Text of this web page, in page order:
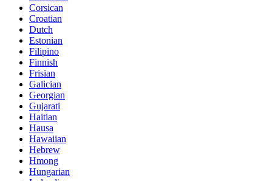
Corsican
Croatian
Dutch
Estonian
Filipino
Finnish
Frisian
Galician
Georgian
Gujarati
Haitian
Hausa
Hawaiian
Hebrew
Hmong
Hungarian